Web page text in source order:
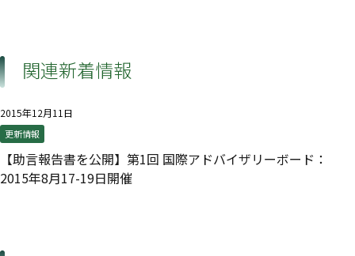
関連新着情報
2015年12月11日
更新情報
【助言報告書を公開】第1回 国際アドバイザリーボード：
2015年8月17-19日開催